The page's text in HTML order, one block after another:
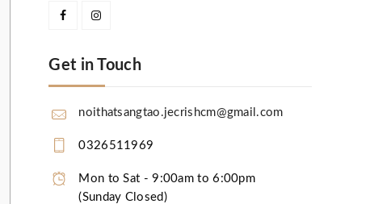
Get in Touch
noithatsangtao.jecrishcm@gmail.com
0326511969
Mon to Sat - 9:00am to 6:00pm
(Sunday Closed)